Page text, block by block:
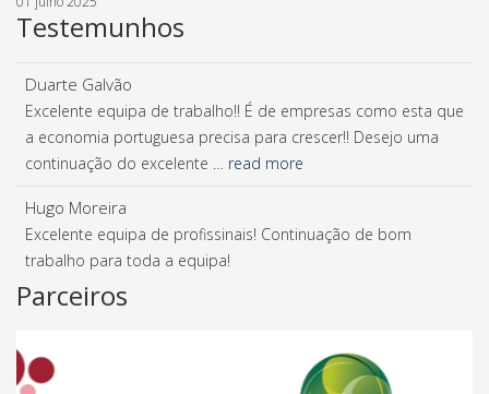
Testemunhos
Duarte Galvão
Excelente equipa de trabalho!! É de empresas como esta que
a economia portuguesa precisa para crescer!! Desejo uma
continuação do excelente … read more
Hugo Moreira
Excelente equipa de profissinais! Continuação de bom
trabalho para toda a equipa!
Parceiros